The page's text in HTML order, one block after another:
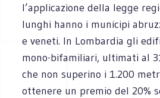
l’applicazione della legge
lunghi hanno i municipi
e veneti. In Lombardia gli
mono-bifamiliari, ultimati al
che non superino i 1.200
ottenere un premio del 20%